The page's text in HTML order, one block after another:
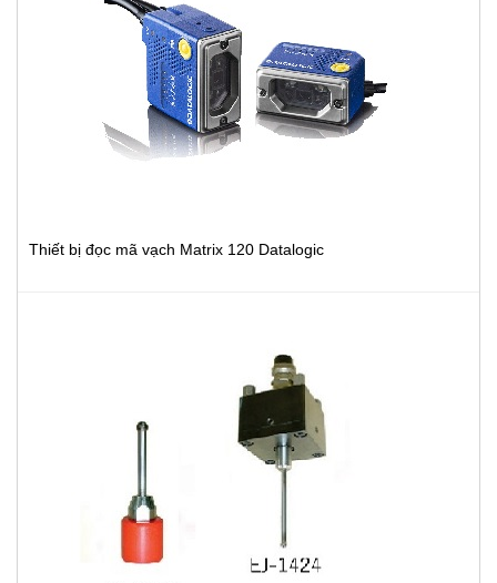
Thiết bị đọc mã vạch Matrix 120 Datalogic